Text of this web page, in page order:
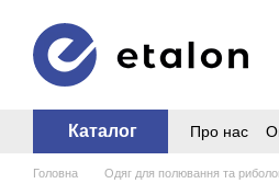
Каталог Про нас
Головна Одяг для полювання та